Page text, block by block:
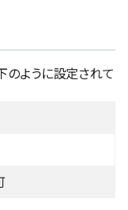
のように設定されて